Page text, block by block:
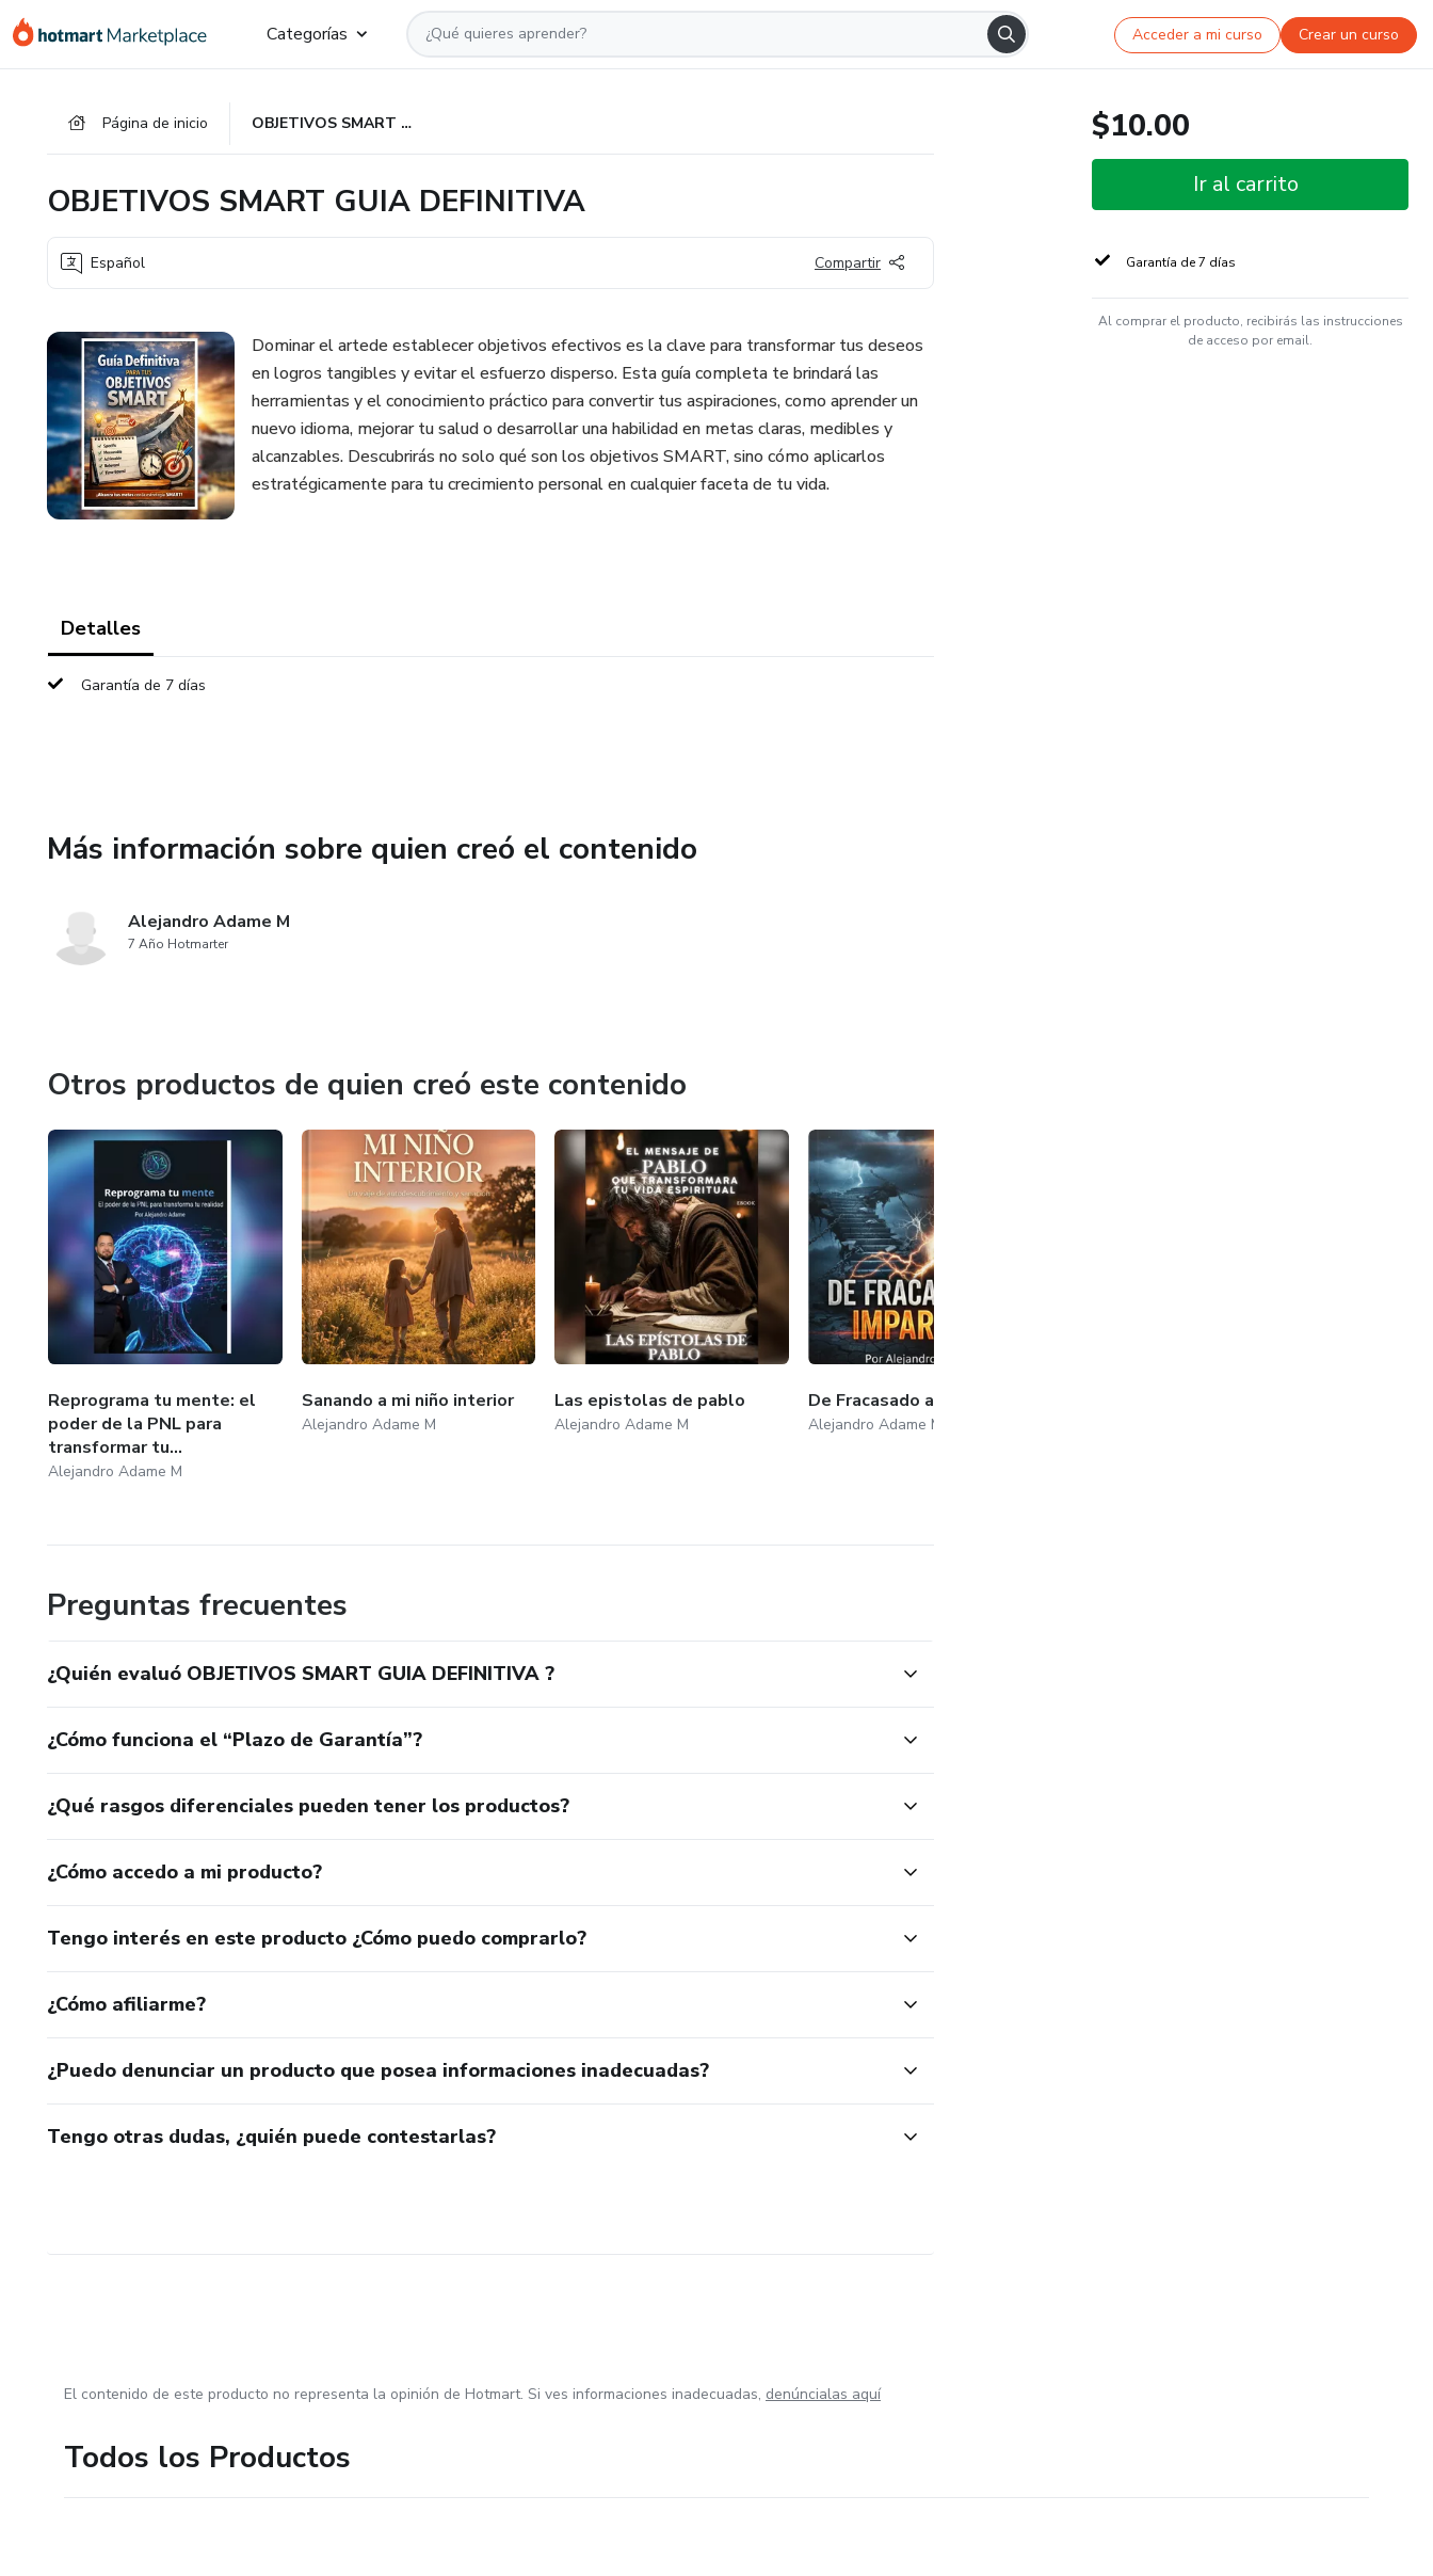
Categorías Acceder a mi curso Crear un curso
Página de inicio OBJETIVOS SMART GUIA DEFINITIVA
OBJETIVOS SMART GUIA DEFINITIVA
Español Compartir
Dominar el artede establecer objetivos efectivos es la clave para transformar tus deseos
en logros tangibles y evitar el esfuerzo disperso. Esta guía completa te brindará las
herramientas y el conocimiento práctico para convertir tus aspiraciones, como aprender un
nuevo idioma, mejorar tu salud o desarrollar una habilidad en metas claras, medibles y
alcanzables. Descubrirás no solo qué son los objetivos SMART, sino cómo aplicarlos
estratégicamente para tu crecimiento personal en cualquier faceta de tu vida.
Detalles
Garantía de 7 días
Más información sobre quien creó el contenido
Alejandro Adame M
7 Año Hotmarter
Otros productos de quien creó este contenido
Reprograma tu mente: el
poder de la PNL para
transformar tu...
Alejandro Adame M
Sanando a mi niño interior
Alejandro Adame M
Las epistolas de pablo
Alejandro Adame M
De Fracasado a Imparable
Alejandro Adame M
Preguntas frecuentes
¿Quién evaluó OBJETIVOS SMART GUIA DEFINITIVA ?
¿Cómo funciona el “Plazo de Garantía”?
¿Qué rasgos diferenciales pueden tener los productos?
¿Cómo accedo a mi producto?
Tengo interés en este producto ¿Cómo puedo comprarlo?
¿Cómo afiliarme?
¿Puedo denunciar un producto que posea informaciones inadecuadas?
Tengo otras dudas, ¿quién puede contestarlas?
$10.00
Ir al carrito
Garantía de 7 días
Al comprar el producto, recibirás las instrucciones
de acceso por email.
El contenido de este producto no representa la opinión de Hotmart. Si ves informaciones inadecuadas, denúncialas aquí
Todos los Productos